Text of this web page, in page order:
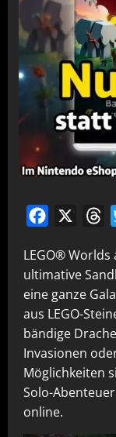
Facebook
LEGO®
ultimative
eine ganze
aus LEGO-
bändige
Invasionen
Möglichkeiten
Solo-
online.